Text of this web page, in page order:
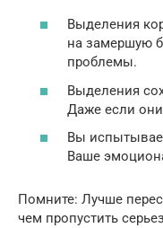
Выделения
на замершую
проблемы.
Выделения
Даже если
Вы
Ваше
Помните: Лучше
чем пропустить